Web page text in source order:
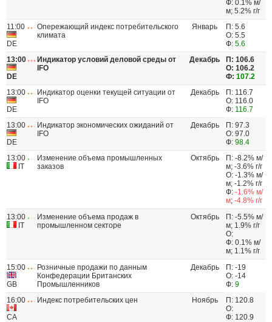
Ф: 0.1% м/
м; 5.2% г/г
11:00
DE
Опережающий индекс потребительского
климата
Январь
П: 5.6
О: 5.5
Ф: 5.6
13:00
DE
Индикатор условий деловой среды от
IFO
Декабрь
П: 106.6
О: 106.2
Ф: 107.2
13:00
DE
Индикатор оценки текущей ситуации от
IFO
Декабрь
П: 116.7
О: 116.0
Ф: 116.7
13:00
DE
Индикатор экономических ожиданий от
IFO
Декабрь
П: 97.3
О: 97.0
Ф: 98.4
13:00
IT
Изменение объема промышленных
заказов
Октябрь
П: -8.2% м/
м; -3.6% г/г
О: -1.3% м/
м; -1.2% г/г
Ф: -1.6% м/
м; -4.8% г/г
13:00
IT
Изменение объема продаж в
промышленном секторе
Октябрь
П: -5.5% м/
м; 1.9% г/г
О:
Ф: 0.1% м/
м; 1.1% г/г
15:00
GB
Розничные продажи по данным
Конфедерации Британских
Промышленников
Декабрь
П: -19
О: -14
Ф: 9
16:00
CA
Индекс потребительских цен Ноябрь
П: 120.8
О:
Ф: 120.9